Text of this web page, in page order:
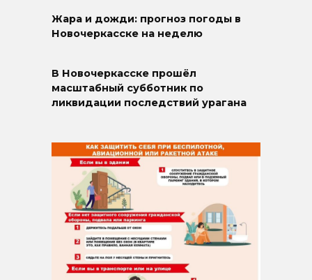
Жара и дожди: прогноз погоды в
Новочеркасске на неделю
В Новочеркасске прошёл
масштабный субботник по
ликвидации последствий урагана